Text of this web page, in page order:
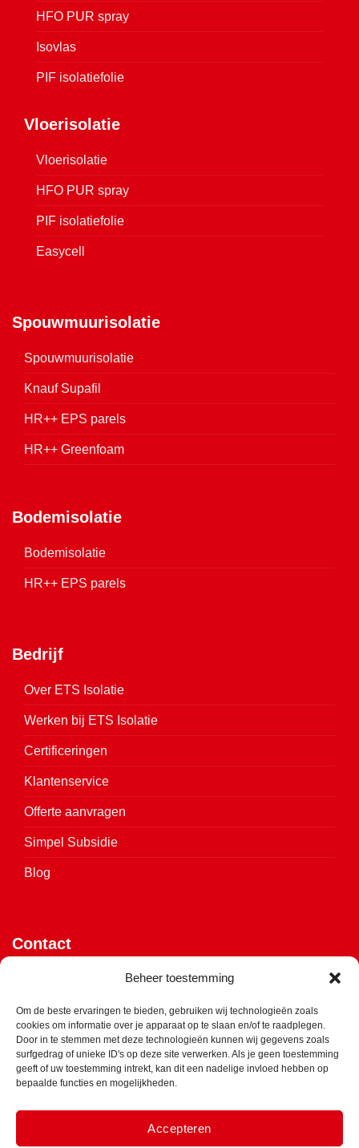
Beheer toestemming
Om de beste ervaringen te bieden, gebruiken wij technologieën zoals
cookies om informatie over je apparaat op te slaan en/of te raadplegen.
Door in te stemmen met deze technologieën kunnen wij gegevens zoals
surfgedrag of unieke ID's op deze site verwerken. Als je geen toestemming
geeft of uw toestemming intrekt, kan dit een nadelige invloed hebben op
bepaalde functies en mogelijkheden.
Accepteren
HFO PUR spray
Isovlas
PIF isolatiefolie
Vloerisolatie
Vloerisolatie
HFO PUR spray
PIF isolatiefolie
Easycell
Spouwmuurisolatie
Spouwmuurisolatie
Knauf Supafil
HR++ EPS parels
HR++ Greenfoam
Bodemisolatie
Bodemisolatie
HR++ EPS parels
Bedrijf
Over ETS Isolatie
Werken bij ETS Isolatie
Certificeringen
Klantenservice
Offerte aanvragen
Simpel Subsidie
Blog
Contact
Klik hier voor de routebeschrijving
info@ets-isolatie.nl
0547 - 850 975